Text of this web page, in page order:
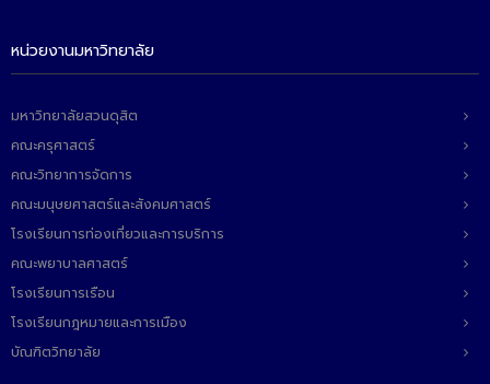
หน่วยงานมหาวิทยาลัย
มหาวิทยาลัยสวนดุสิต
คณะครุศาสตร์
คณะวิทยาการจัดการ
คณะมนุษยศาสตร์และสังคมศาสตร์
โรงเรียนการท่องเที่ยวและการบริการ
คณะพยาบาลศาสตร์
โรงเรียนการเรือน
โรงเรียนกฎหมายและการเมือง
บัณฑิตวิทยาลัย